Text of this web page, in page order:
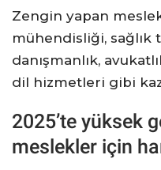
Zengin yapan
mühendisliği, sağlık
danışmanlık,
dil hizmetleri gibi
2025’te yüksek
meslekler için